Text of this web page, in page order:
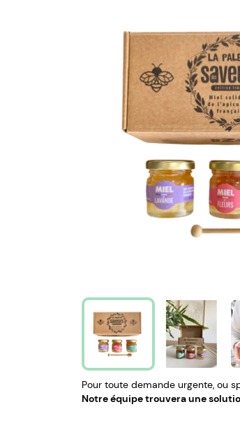
Pour toute demande urgente, ou
Notre équipe trouvera une